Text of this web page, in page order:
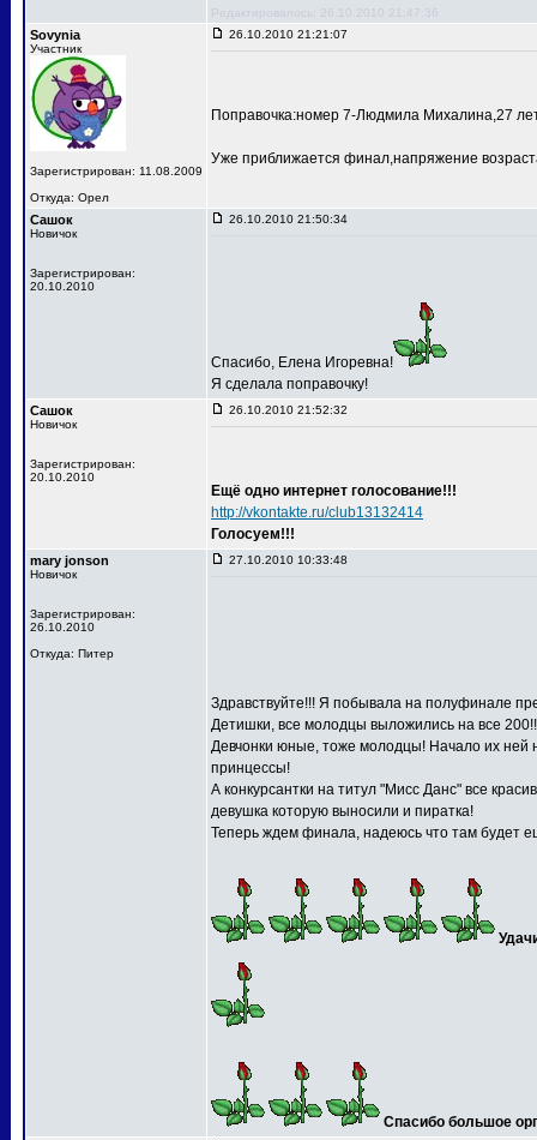
Редактировалось: 26.10.2010 21:47:36
Sovynia
Участник
Зарегистрирован: 11.08.2009
Откуда: Орел
26.10.2010 21:21:07
Поправочка:номер 7-Людмила Михалина,27
Уже приближается финал,напряжение
Сашок
Новичок
Зарегистрирован:
20.10.2010
26.10.2010 21:50:34
Спасибо, Елена Игоревна!
Я сделала поправочку!
Сашок
Новичок
Зарегистрирован:
20.10.2010
26.10.2010 21:52:32
Ещё одно интернет голосование!!!
http://vkontakte.ru/club13132414
Голосуем!!!
mary jonson
Новичок
Зарегистрирован:
26.10.2010
Откуда: Питер
27.10.2010 10:33:48
Здравствуйте!!! Я побывала на полуфинале
Детишки, все молодцы выложились на все
Девчонки юные, тоже молодцы! Начало их ней
принцессы!
А конкурсантки на титул "Мисс Данс" все
девушка которую выносили и пиратка!
Теперь ждем финала, надеюсь что там будет
Спасибо большое